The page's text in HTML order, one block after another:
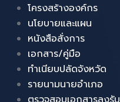
โครงสร้างองค์กร
นโยบายและแผน
หนังสือสั่งการ
เอกสาร/คู่มือ
ทำเนียบปลัดจังหวัด
รายนามนายอำเภอ